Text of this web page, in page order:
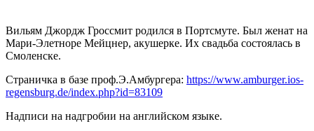
Вильям Джордж Гроссмит родился в Портсмуте. Был женат на
Мари-Элетноре Мейцнер, акушерке. Их свадьба состоялась в
Смоленске.
Страничка в базе проф.Э.Амбургера: https://www.amburger.ios-
regensburg.de/index.php?id=83109
Надписи на надгробии на английском языке.